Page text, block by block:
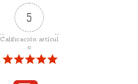
5
Calificación artícul
o